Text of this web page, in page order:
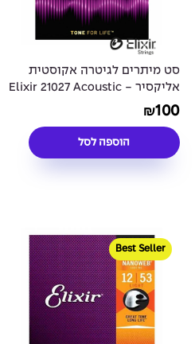
סט מיתרים לגיטרה אקוסטית
אליקסיר - Elixir 21027 Acoustic
Phosphor Bronze ATTUNE
₪100
הוספה לסל
Best Seller